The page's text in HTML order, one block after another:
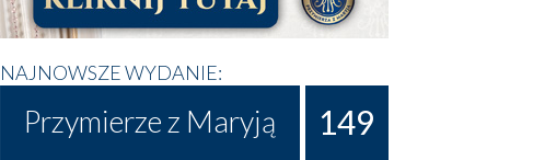
NAJNOWSZE WYDANIE:
Przymierze z Maryją 149